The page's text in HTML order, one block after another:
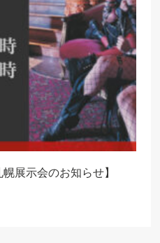
展示会のお知らせ】